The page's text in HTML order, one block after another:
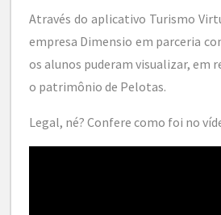
Através do aplicativo Turismo
empresa Dimensio em parceria
os alunos puderam visualizar, em
o patrimônio de Pelotas.
Legal, né? Confere como foi no